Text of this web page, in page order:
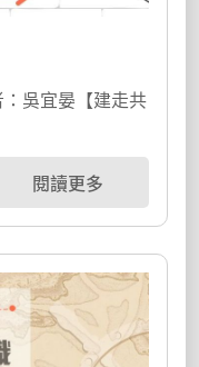
閱讀更多